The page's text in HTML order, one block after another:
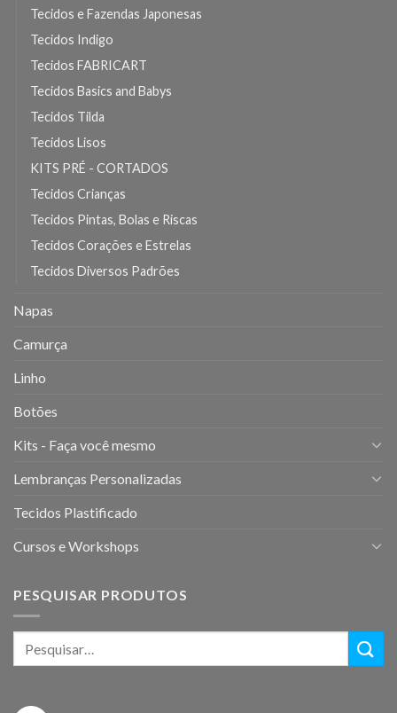
Tecidos e Fazendas Japonesas
Tecidos Indigo
Tecidos FABRICART
Tecidos Basics and Babys
Tecidos Tilda
Tecidos Lisos
KITS PRÉ - CORTADOS
Tecidos Crianças
Tecidos Pintas, Bolas e Riscas
Tecidos Corações e Estrelas
Tecidos Diversos Padrões
Napas
Camurça
Linho
Botões
Kits - Faça você mesmo
Lembranças Personalizadas
Tecidos Plastificado
Cursos e Workshops
PESQUISAR PRODUTOS